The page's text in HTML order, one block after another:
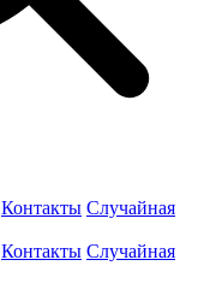
Контакты Случайная
Контакты Случайная